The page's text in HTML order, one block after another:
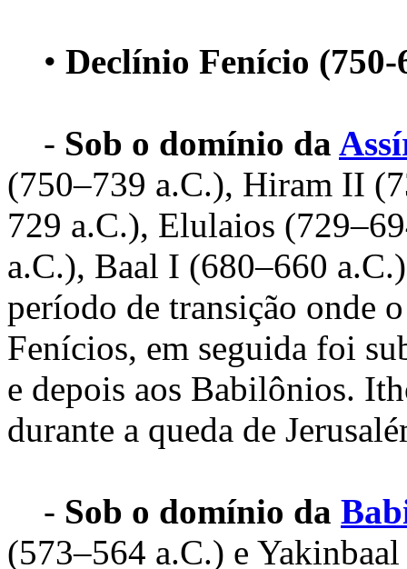
• Declínio Fenício (750-
- Sob o domínio da
(750–739 a.C.), Hiram II
729 a.C.), Elulaios
a.C.), Baal I (680–660
período de transição onde
Fenícios, em seguida foi
e depois aos Babilônios.
durante a queda de
- Sob o domínio da
(573–564 a.C.) e